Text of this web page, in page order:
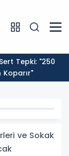
Koparır"
ve Sokak